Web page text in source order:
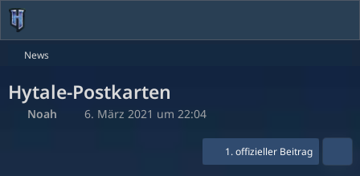
News
Hytale-Postkarten
Noah 6. März 2021 um 22:04
1. offizieller Beitrag